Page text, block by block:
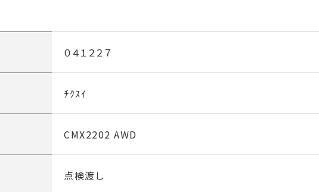
ＡＷＤ（４輪駆動）・エンジン出力２２馬力・前後進HST無断変速・高張力
ードライブ・刈高さ無段階（０～１５０ｍｍ）・デフロック付き・デッキカ
き。
０４１２２７
ﾁｸｽｲ
CMX2202 AWD
点検渡し